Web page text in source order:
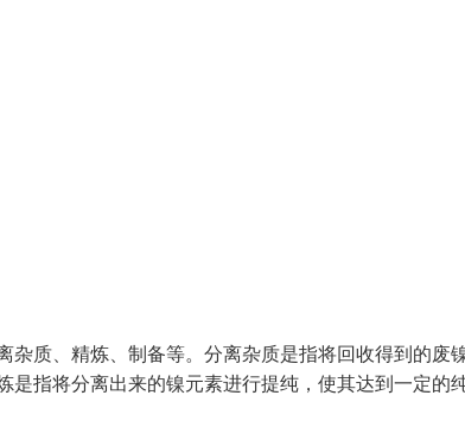
质、精炼、制备等。分离杂质是指将回收得到的废
指将分离出来的镍元素进行提纯，使其达到一定的